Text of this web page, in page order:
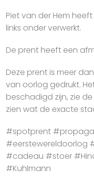
Piet van der Hem
links onder verwerkt.
De prent heeft een
Deze prent is meer
van oorlog gedrukt.
beschadigd zijn, zie
zien wat de exacte
#spotprent
#eerstewereldoorlog
#cadeau #stoer
#Kuhlmann